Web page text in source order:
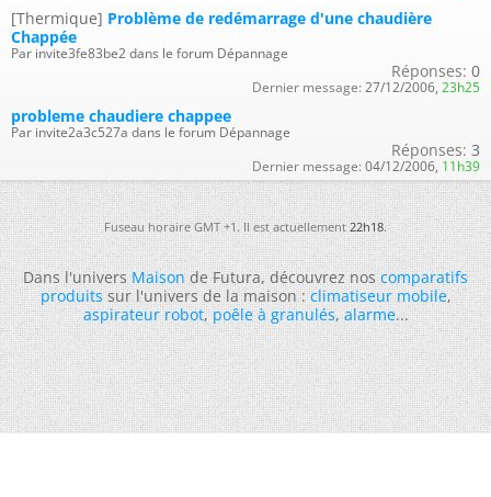
[Thermique] Problème de redémarrage d'une chaudière
Chappée
Par invite3fe83be2 dans le forum Dépannage
Réponses: 0
Dernier message: 27/12/2006, 23h25
probleme chaudiere chappee
Par invite2a3c527a dans le forum Dépannage
Réponses: 3
Dernier message: 04/12/2006, 11h39
Fuseau horaire GMT +1. Il est actuellement22h18.
Dans l'universMaisonde Futura, découvrez noscomparatifs
produitssur l'univers de la maison :climatiseur mobile,
aspirateur robot,poêle à granulés,alarme...